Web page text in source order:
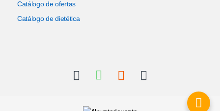
Catálogo de ofertas
Catálogo de dietética